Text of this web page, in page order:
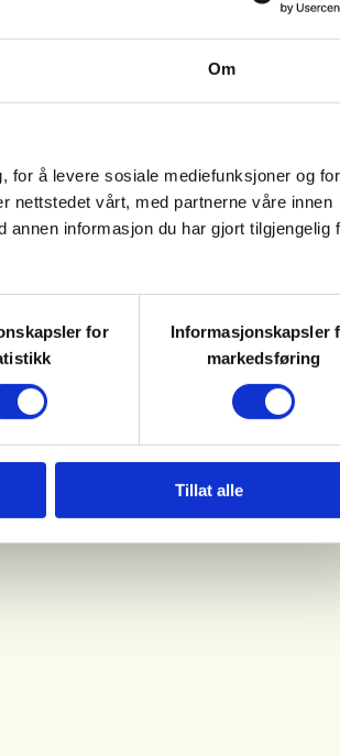
Om
for å levere sosiale mediefunksjoner og
nettstedet vårt, med partnerne våre innen
informasjon du har gjort tilgjengelig
for
Informasjonskapsler
markedsføring
Tillat alle